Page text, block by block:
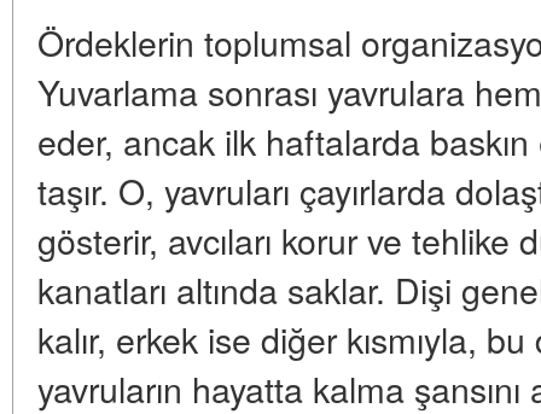
Ördeklerin toplumsal
Yuvarlama sonrası yavrulara
eder, ancak ilk haftalarda
taşır. O, yavruları çayırlarda
gösterir, avcıları korur ve tehlike
kanatları altında saklar. Dişi
kalır, erkek ise diğer kısmıyla,
yavruların hayatta kalma şansını